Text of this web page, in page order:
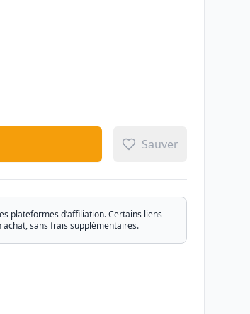
Sauver
plateformes d’affiliation. Certains liens
sans frais supplémentaires.